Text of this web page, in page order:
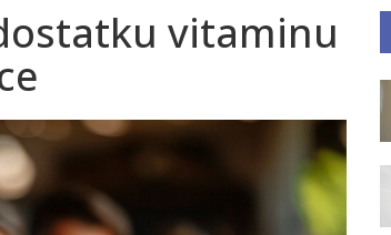
vitaminu